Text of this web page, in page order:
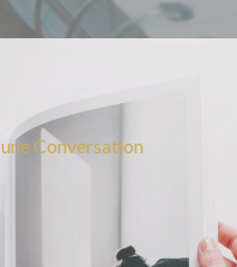
Conversation